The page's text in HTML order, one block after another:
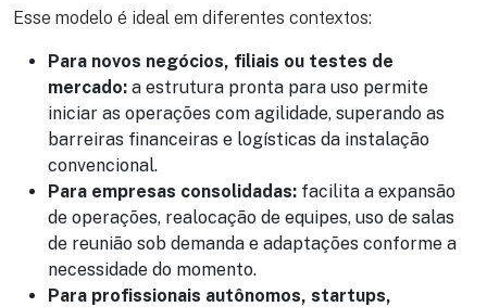
Esse modelo é ideal em diferentes contextos:
Para novos negócios, filiais ou testes de
mercado: a estrutura pronta para uso permite
iniciar as operações com agilidade, superando as
barreiras financeiras e logísticas da instalação
convencional.
Para empresas consolidadas: facilita a expansão
de operações, realocação de equipes, uso de salas
de reunião sob demanda e adaptações conforme a
necessidade do momento.
Para profissionais autônomos, startups,